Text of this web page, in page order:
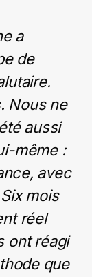
a
de
Nous ne
aussi
même :
avec
mois
réel
ont réagi
que